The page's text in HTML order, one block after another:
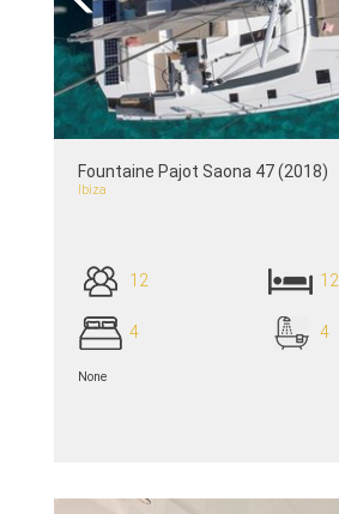
Previous
Fountaine Pajot Saona 47 (2018)
Ibiza
12 12
4 4
None